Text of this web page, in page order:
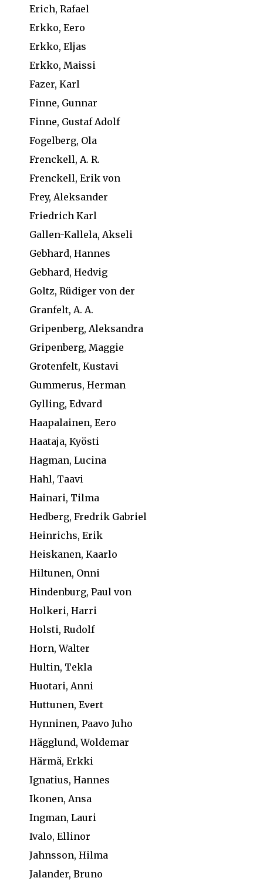
Erich, Rafael
Erkko, Eero
Erkko, Eljas
Erkko, Maissi
Fazer, Karl
Finne, Gunnar
Finne, Gustaf Adolf
Fogelberg, Ola
Frenckell, A. R.
Frenckell, Erik von
Frey, Aleksander
Friedrich Karl
Gallen-Kallela, Akseli
Gebhard, Hannes
Gebhard, Hedvig
Goltz, Rüdiger von der
Granfelt, A. A.
Gripenberg, Aleksandra
Gripenberg, Maggie
Grotenfelt, Kustavi
Gummerus, Herman
Gylling, Edvard
Haapalainen, Eero
Haataja, Kyösti
Hagman, Lucina
Hahl, Taavi
Hainari, Tilma
Hedberg, Fredrik Gabriel
Heinrichs, Erik
Heiskanen, Kaarlo
Hiltunen, Onni
Hindenburg, Paul von
Holkeri, Harri
Holsti, Rudolf
Horn, Walter
Hultin, Tekla
Huotari, Anni
Huttunen, Evert
Hynninen, Paavo Juho
Hägglund, Woldemar
Härmä, Erkki
Ignatius, Hannes
Ikonen, Ansa
Ingman, Lauri
Ivalo, Ellinor
Jahnsson, Hilma
Jalander, Bruno